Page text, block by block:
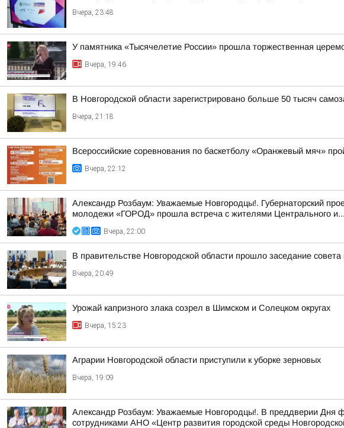
Вчера, 23:48
У памятника «Тысячелетие России» прошла торжественная
Вчера, 19:46
В Новгородской области зарегистрировано больше 50 тысяч
Вчера, 21:18
Всероссийские соревнования по баскетболу «Оранжевый мяч»
Вчера, 22:12
Александр Розбаум: Уважаемые Новгородцы!. Губернаторский
молодежи «ГОРОД» прошла встреча с жителями Центрального и...
Вчера, 22:00
В правительстве Новгородской области прошло заседание
Вчера, 20:49
Урожай капризного злака созрел в Шимском и Солецком округах
Вчера, 15:23
Аграрии Новгородской области приступили к уборке зерновых
Вчера, 19:09
Александр Розбаум: Уважаемые Новгородцы!. В преддверии Дня
сотрудниками АНО «Центр развития городской среды